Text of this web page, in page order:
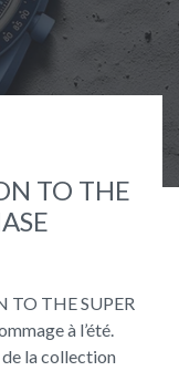
TO THE
TO THE SUPER
à l’été.
la collection